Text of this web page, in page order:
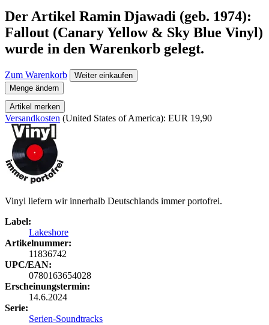
Der Artikel Ramin Djawadi (geb. 1974):
Fallout (Canary Yellow & Sky Blue Vinyl)
wurde in den Warenkorb gelegt.
Zum Warenkorb
Weiter einkaufen
Menge ändern
Artikel merken
Versandkosten (United States of America): EUR 19,90
Vinyl liefern wir innerhalb Deutschlands immer portofrei.
Label:
Lakeshore
Artikelnummer:
11836742
UPC/EAN:
0780163654028
Erscheinungstermin:
14.6.2024
Serie:
Serien-Soundtracks